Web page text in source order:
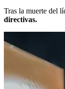
Tras la muerte del
directivas.